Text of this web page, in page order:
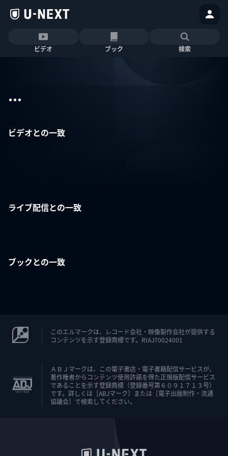
ビデオ ブック 検索
...
ビデオとの一致
ライブ配信との一致
ブックとの一致
このエルマークは、レコード会社・映像製作会社が提供する
コンテンツを示す登録商標です。RIAJ70024001
ＡＢＪマークは、この電子書店・電子書籍配信サービスが、
著作権者からコンテンツ使用許諾を得た正規版配信サービス
であることを示す登録商標（登録番号第６０９１７１３号）
です。詳しくは［ABJマーク］または［電子出版制作・流通
協議会］で検索してください。